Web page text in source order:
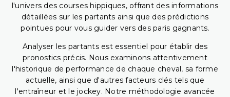
l'univers des courses hippiques, offrant des informations
détaillées sur les partants ainsi que des prédictions
pointues pour vous guider vers des paris gagnants.
Analyser les partants est essentiel pour établir des
pronostics précis. Nous examinons attentivement
l'historique de performance de chaque cheval, sa forme
actuelle, ainsi que d'autres facteurs clés tels que
l'entraîneur et le jockey. Notre méthodologie avancée